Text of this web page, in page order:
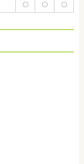
〇 〇 〇